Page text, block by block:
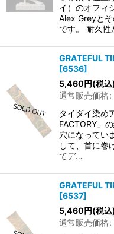
イ）のオフィ
Alex Greyと
です。 耐久
GRATEFUL
[6536]
5,460円(税込
通常販売価格:
タイダイ染め
FACTORY」
穴になってい
して、首に巻
てデ…
GRATEFUL
[6537]
5,460円(税込
通常販売価格: